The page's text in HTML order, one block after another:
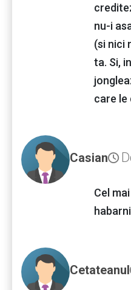
nu-i
(si nici
ta. Si,
care le
Casian
Cel
Cetateanul